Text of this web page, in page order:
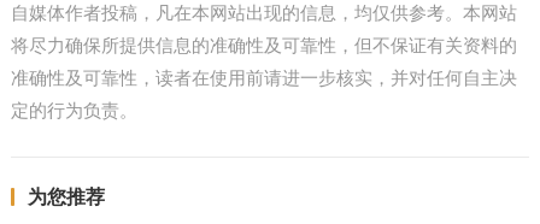
自媒体作者投稿，凡在本网站出现的信息，均仅供参考。本网站
将尽力确保所提供信息的准确性及可靠性，但不保证有关资料的
准确性及可靠性，读者在使用前请进一步核实，并对任何自主决
定的行为负责。
为您推荐